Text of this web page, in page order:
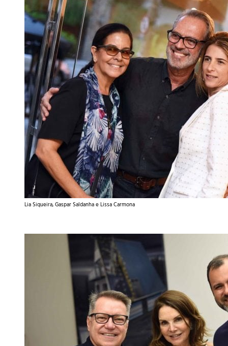
Lia Siqueira, Gaspar Saldanha e Lissa Carmona